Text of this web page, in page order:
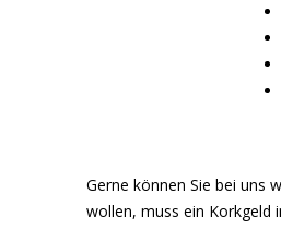
Gerne können Sie bei uns
wollen, muss ein Korkgeld